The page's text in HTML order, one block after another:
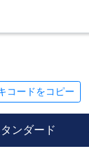
コードをコピー
ンダード